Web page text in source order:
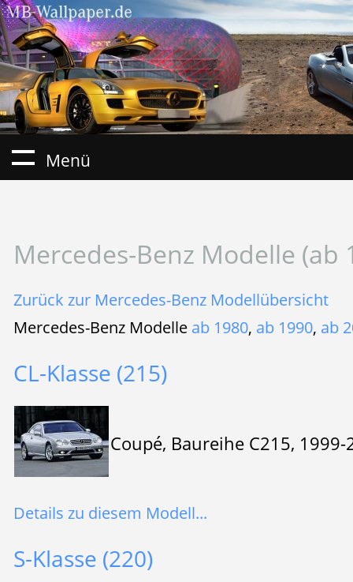
Menü
Mercedes-Benz Modelle (ab
Zurück zur Mercedes-Benz Modellübersicht
Mercedes-Benz Modelle ab 1980, ab 1990, ab
CL-Klasse (215)
Coupé, Baureihe C215, 1999-
Details zu diesem Modell...
S-Klasse (220)